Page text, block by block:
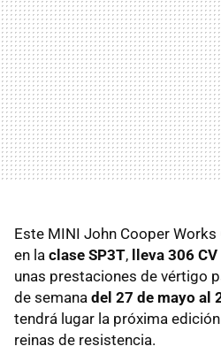
Este MINI John Cooper
en la clase SP3T, lleva 306
unas prestaciones de vértigo
de semana del 27 de mayo al
tendrá lugar la próxima
reinas de resistencia.